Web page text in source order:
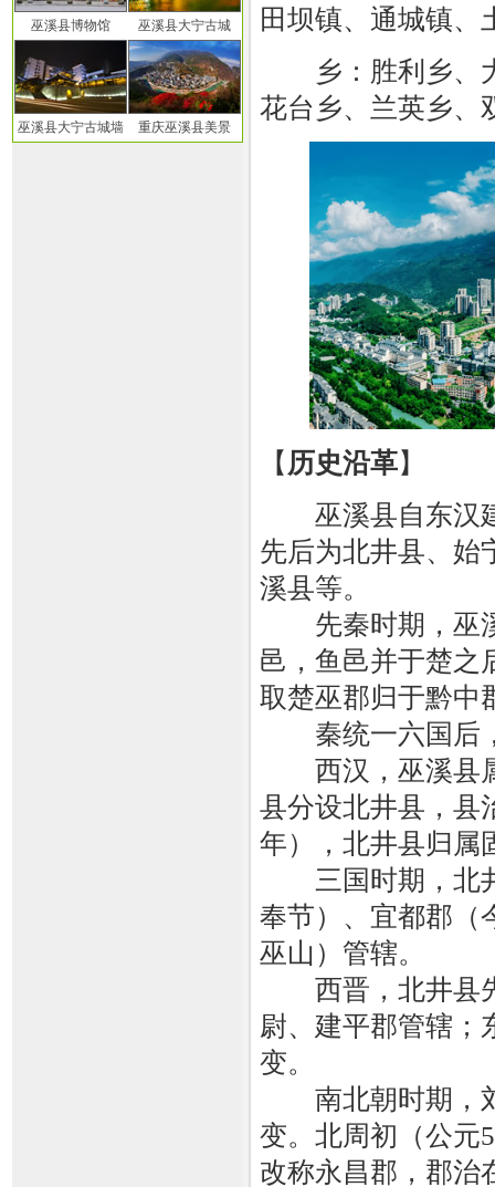
巫溪县博物馆 巫溪县大宁古城
巫溪县大宁古城墙 重庆巫溪县美景
田坝镇、通城镇、
乡：胜利乡、大
花台乡、兰英乡、
【 历史沿革】
巫溪县自东汉建
先后为北井县、始
溪县等。
先秦时期，巫溪
邑，鱼邑并于楚之
取楚巫郡归于黔中
秦统一六国后，
西汉，巫溪县属
县分设北井县，县
年），北井县归属
三国时期，北
奉节）、宜都郡（
巫山）管辖。
西晋，北井县
尉、建平郡管辖；
变。
南北朝时期，刘
变。北周初（公元
改称永昌郡，郡治